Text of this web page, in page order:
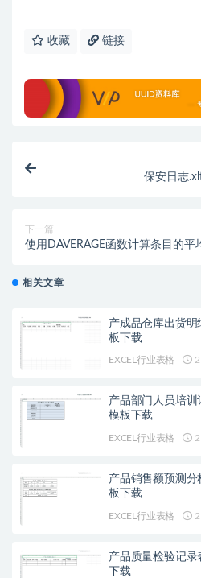
收藏 链接
保安日志
下一篇
使用DAVERAGE函数计算条目的平
相关文章
产成品仓库出货明
板下载
EXCEL行业表格
产品部门人员培训
模板下载
EXCEL行业表格
产品销售额预测分
板下载
EXCEL行业表格
产品质量检验记录
下载